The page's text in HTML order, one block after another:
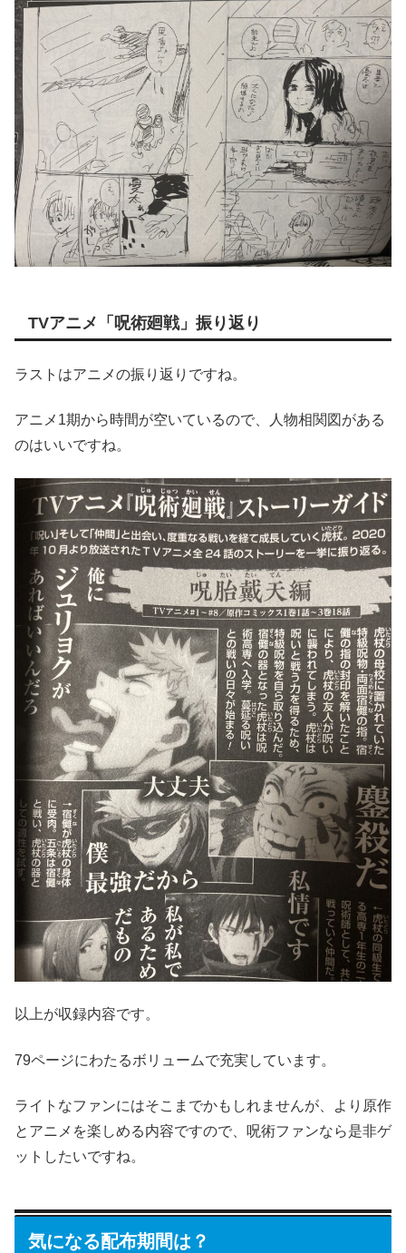
TVアニメ「呪術廻戦」振り返り
ラストはアニメの振り返りですね。
アニメ1期から時間が空いているので、人物相関図がある
のはいいですね。
以上が収録内容です。
79ページにわたるボリュームで充実しています。
ライトなファンにはそこまでかもしれませんが、より原作
とアニメを楽しめる内容ですので、呪術ファンなら是非ゲ
ットしたいですね。
気になる配布期間は？